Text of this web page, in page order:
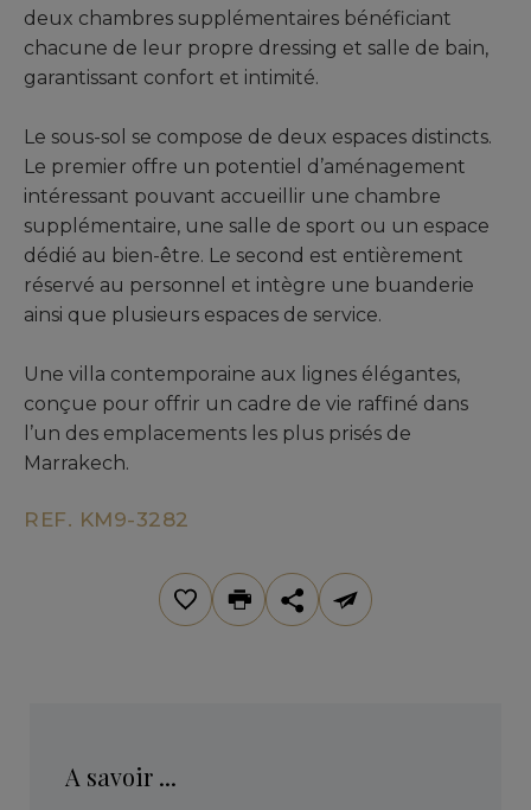
deux chambres supplémentaires bénéficiant
chacune de leur propre dressing et salle de bain,
garantissant confort et intimité.
Le sous-sol se compose de deux espaces distincts.
Le premier offre un potentiel d’aménagement
intéressant pouvant accueillir une chambre
supplémentaire, une salle de sport ou un espace
dédié au bien-être. Le second est entièrement
réservé au personnel et intègre une buanderie
ainsi que plusieurs espaces de service.
Une villa contemporaine aux lignes élégantes,
conçue pour offrir un cadre de vie raffiné dans
l’un des emplacements les plus prisés de
Marrakech.
REF. KM9-3282
A savoir ...